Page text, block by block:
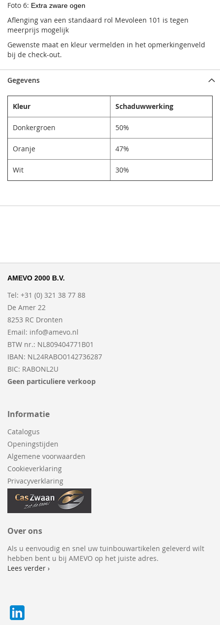
Foto 6: Extra zware ogen
Aflenging van een standaard rol Mevoleen 101 is tegen
meerprijs mogelijk
Gewenste maat en kleur vermelden in het opmerkingenveld
bij de check-out.
Gegevens
Kleur Schaduwwerking
Donkergroen 50%
Oranje 47%
Wit 30%
AMEVO 2000 B.V.
Tel: +31 (0) 321 38 77 88
De Amer 22
8253 RC Dronten
Email: info@amevo.nl
BTW nr.: NL809404771B01
IBAN: NL24RABO0142736287
BIC: RABONL2U
Geen particuliere verkoop
Informatie
Catalogus
Openingstijden
Algemene voorwaarden
Cookieverklaring
Privacyverklaring
Over ons
Als u eenvoudig en snel uw tuinbouwartikelen geleverd wilt
hebben bent u bij AMEVO op het juiste adres.
Lees verder ›